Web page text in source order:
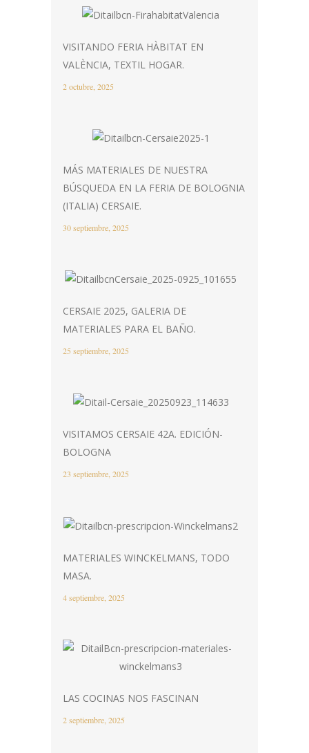
VISITANDO FERIA HÀBITAT EN
VALÈNCIA, TEXTIL HOGAR.
2 octubre, 2025
MÁS MATERIALES DE NUESTRA
BÚSQUEDA EN LA FERIA DE BOLOGNIA
(ITALIA) CERSAIE.
30 septiembre, 2025
CERSAIE 2025, GALERIA DE
MATERIALES PARA EL BAÑO.
25 septiembre, 2025
VISITAMOS CERSAIE 42A. EDICIÓN-
BOLOGNA
23 septiembre, 2025
MATERIALES WINCKELMANS, TODO
MASA.
4 septiembre, 2025
LAS COCINAS NOS FASCINAN
2 septiembre, 2025